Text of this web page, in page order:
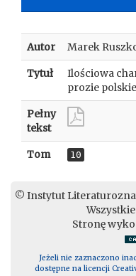
Autor Marek
Tytuł
Ilościowa
prozie
Pełny
tekst
Tom 10
© Instytut
Stronę
Jeżeli nie zaznaczono
dostępne na licencji